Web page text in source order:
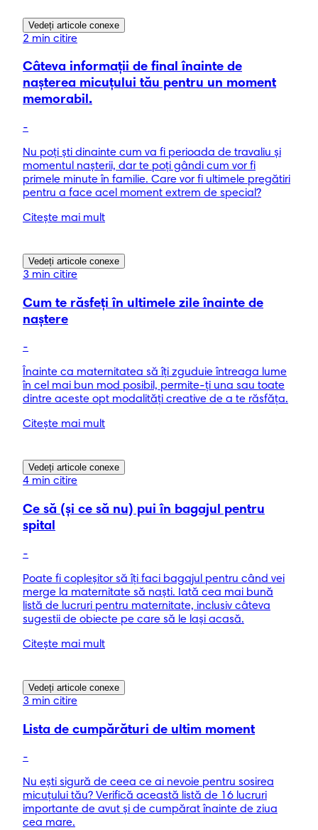
Vedeți articole conexe
2 min citire
Câteva informații de final înainte de
nașterea micuțului tău pentru un moment
memorabil.
-
Nu poți ști dinainte cum va fi perioada de travaliu și
momentul nașterii, dar te poți gândi cum vor fi
primele minute în familie. Care vor fi ultimele pregătiri
pentru a face acel moment extrem de special?
Citește mai mult
Vedeți articole conexe
3 min citire
Cum te răsfeţi în ultimele zile înainte de
naştere
-
Înainte ca maternitatea să îţi zguduie întreaga lume
în cel mai bun mod posibil, permite-ţi una sau toate
dintre aceste opt modalităţi creative de a te răsfăţa.
Citește mai mult
Vedeți articole conexe
4 min citire
Ce să (și ce să nu) pui în bagajul pentru
spital
-
Poate fi copleşitor să îţi faci bagajul pentru când vei
merge la maternitate să naşti. Iată cea mai bună
listă de lucruri pentru maternitate, inclusiv câteva
sugestii de obiecte pe care să le laşi acasă.
Citește mai mult
Vedeți articole conexe
3 min citire
Lista de cumpărături de ultim moment
-
Nu ești sigură de ceea ce ai nevoie pentru sosirea
micuțului tău? Verifică această listă de 16 lucruri
importante de avut și de cumpărat înainte de ziua
cea mare.